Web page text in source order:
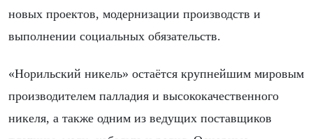
новых проектов, модернизации производств и
выполнении социальных обязательств.
«Норильский никель» остаётся крупнейшим мировым
производителем палладия и высококачественного
никеля, а также одним из ведущих поставщиков